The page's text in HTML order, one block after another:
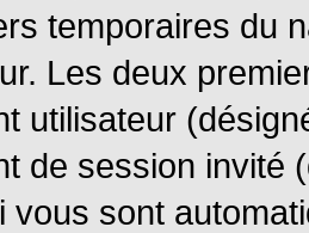
temporaires du
Les deux
utilisateur
de session invité
vous sont